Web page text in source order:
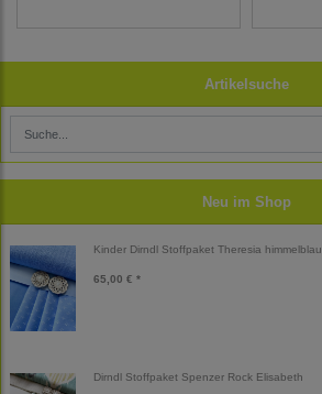
Artikelsuche
Neu im Shop
Kinder Dirndl Stoffpaket Theresia himmelblau
65,00 € *
Dirndl Stoffpaket Spenzer Rock Elisabeth